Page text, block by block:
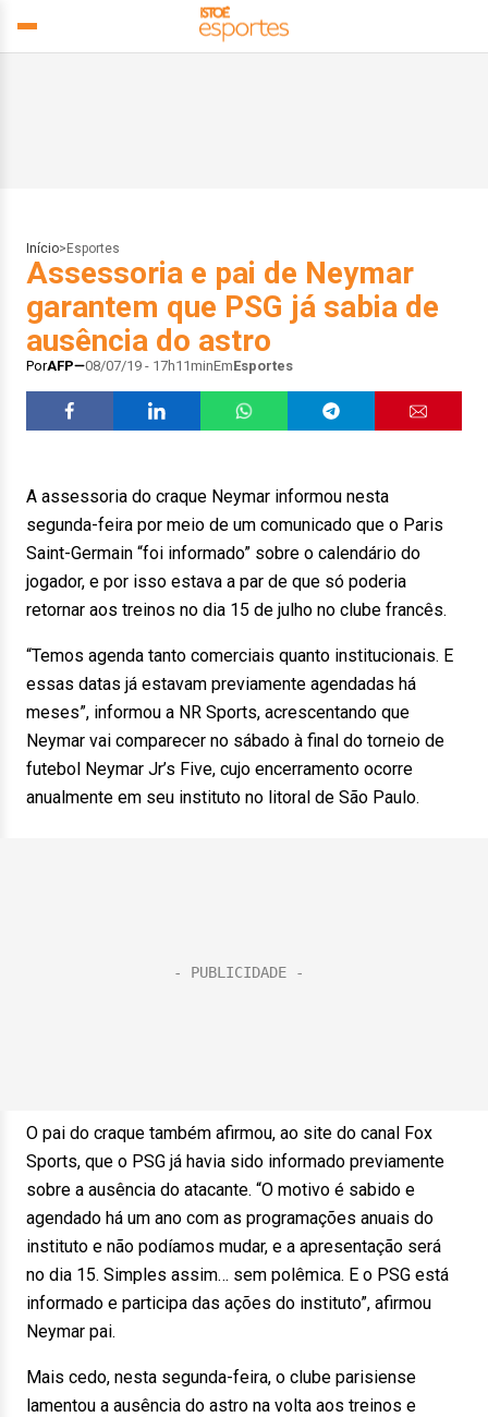
Início> Esportes
Assessoria e pai de Neymar
garantem que PSG já sabia de
ausência do astro
PorAFP 08/07/19 - 17h11minEmEsportes
A assessoria do craque Neymar informou nesta
segunda-feira por meio de um comunicado que o Paris
Saint-Germain “foi informado” sobre o calendário do
jogador, e por isso estava a par de que só poderia
retornar aos treinos no dia 15 de julho no clube francês.
“Temos agenda tanto comerciais quanto institucionais. E
essas datas já estavam previamente agendadas há
meses”, informou a NR Sports, acrescentando que
Neymar vai comparecer no sábado à final do torneio de
futebol Neymar Jr’s Five, cujo encerramento ocorre
anualmente em seu instituto no litoral de São Paulo.
O pai do craque também afirmou, ao site do canal Fox
Sports, que o PSG já havia sido informado previamente
sobre a ausência do atacante. “O motivo é sabido e
agendado há um ano com as programações anuais do
instituto e não podíamos mudar, e a apresentação será
no dia 15. Simples assim… sem polêmica. E o PSG está
informado e participa das ações do instituto”, afirmou
Neymar pai.
Mais cedo, nesta segunda-feira, o clube parisiense
lamentou a ausência do astro na volta aos treinos e